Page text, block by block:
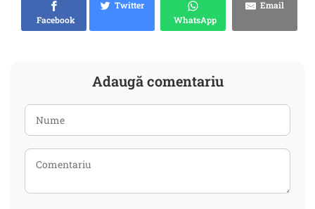
Facebook
Twitter
WhatsApp
Email
Adaugă comentariu